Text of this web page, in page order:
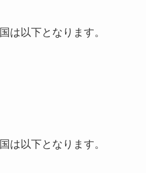
は以下となります。
は以下となります。